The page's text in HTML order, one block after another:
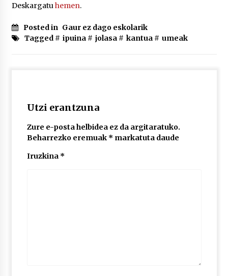
2026/07/07
Auritz Iñurrietaren margoak ikusgai
2026/07/03
Deskargatuhemen.
Posted in Gaur ez dago eskolarik
Tagged # ipuina# jolasa# kantua# umeak
Utzi erantzuna
Zure e-posta helbidea ez da argitaratuko.
Beharrezko eremuak * markatuta daude
Iruzkina *